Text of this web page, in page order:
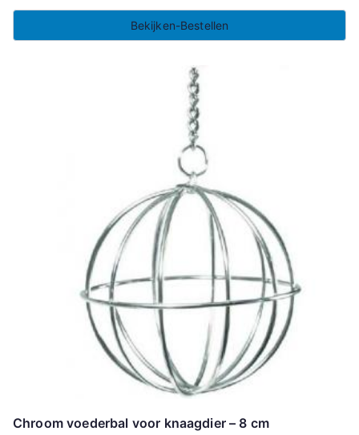
Bekijken-Bestellen
Chroom voederbal voor knaagdier – 8 cm